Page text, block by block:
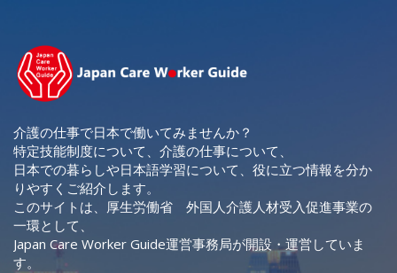
介護の仕事で日本で働いてみませんか？
特定技能制度について、介護の仕事について、
日本での暮らしや日本語学習について、役に立つ情報を分か
りやすくご紹介します。
このサイトは、厚生労働省 外国人介護人材受入促進事業の
一環として、
Japan Care Worker Guide運営事務局が開設・運営していま
す。